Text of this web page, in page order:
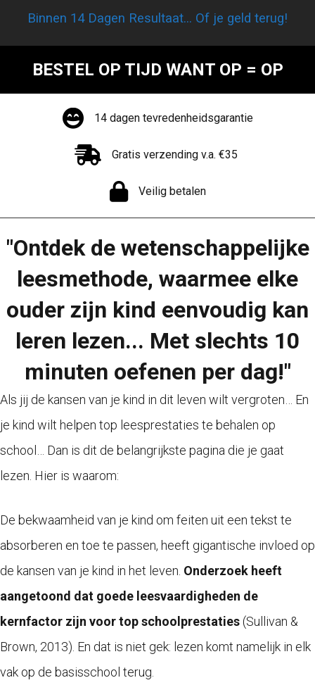
Binnen 14 Dagen Resultaat... Of je geld terug!
BESTEL OP TIJD WANT OP = OP
14 dagen tevredenheidsgarantie
Gratis verzending v.a. €35
Veilig betalen
"Ontdek de wetenschappelijke
leesmethode, waarmee elke
ouder zijn kind eenvoudig kan
leren lezen... Met slechts 10
minuten oefenen per dag!"
Als jij de kansen van je kind in dit leven wilt vergroten… En
je kind wilt helpen top leesprestaties te behalen op
school… Dan is dit de belangrijkste pagina die je gaat
lezen. Hier is waarom:
De bekwaamheid van je kind om feiten uit een tekst te
absorberen en toe te passen, heeft gigantische invloed op
de kansen van je kind in het leven. Onderzoek heeft
aangetoond dat goede leesvaardigheden de
kernfactor zijn voor top schoolprestaties (Sullivan &
Brown, 2013). En dat is niet gek: lezen komt namelijk in elk
vak op de basisschool terug.